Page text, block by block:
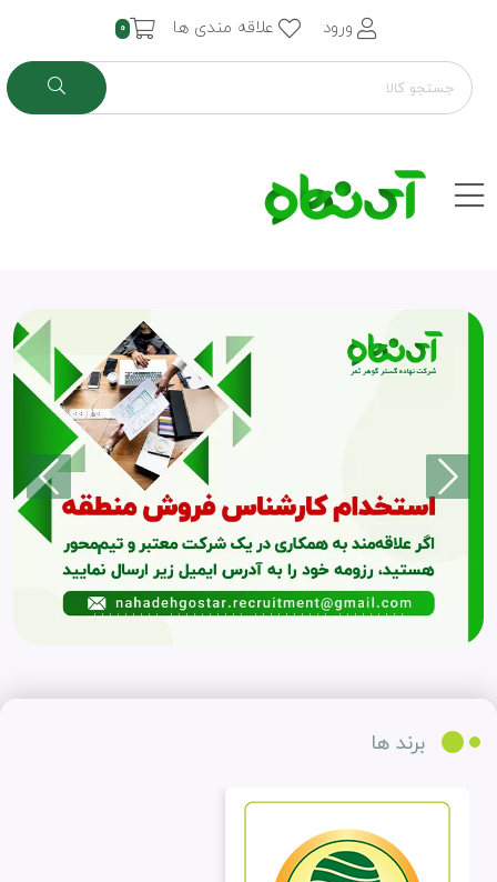
ورود علاقه مندی ها 0
برند ها